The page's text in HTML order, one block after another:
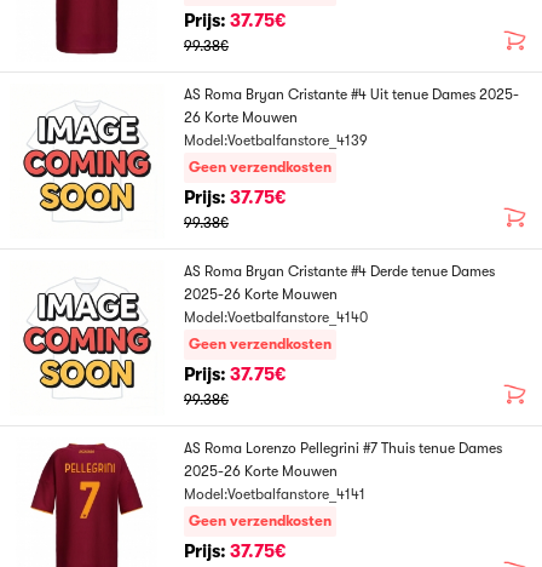
Prijs: 37.75€
99.38€
AS Roma Bryan Cristante #4 Uit tenue Dames 2025-
26 Korte Mouwen
Model:Voetbalfanstore_4139
Geen verzendkosten
Prijs: 37.75€
99.38€
AS Roma Bryan Cristante #4 Derde tenue Dames
2025-26 Korte Mouwen
Model:Voetbalfanstore_4140
Geen verzendkosten
Prijs: 37.75€
99.38€
AS Roma Lorenzo Pellegrini #7 Thuis tenue Dames
2025-26 Korte Mouwen
Model:Voetbalfanstore_4141
Geen verzendkosten
Prijs: 37.75€